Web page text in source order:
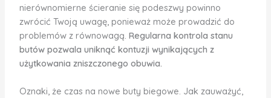
nierównomierne ścieranie się podeszwy powinno
zwrócić Twoją uwagę, ponieważ może prowadzić do
problemów z równowagą. Regularna kontrola stanu
butów pozwala uniknąć kontuzji wynikających z
użytkowania zniszczonego obuwia.
Oznaki, że czas na nowe buty biegowe. Jak zauważyć,